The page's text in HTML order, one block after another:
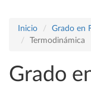
Inicio Grado en
Termodinámica
Grado